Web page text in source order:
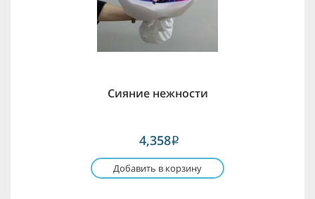
Сияние нежности
4,358i
Добавить в корзину